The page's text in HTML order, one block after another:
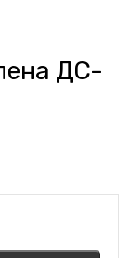
ДС-